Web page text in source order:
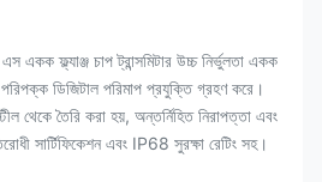
ফ্ল্যাঞ্জ চাপ ট্রান্সমিটার উচ্চ নির্ভুলতা একক
ডিজিটাল পরিমাপ প্রযুক্তি গ্রহণ করে।
থেকে তৈরি করা হয়, অন্তর্নিহিত নিরাপত্তা এবং
সার্টিফিকেশন এবং IP68 সুরক্ষা রেটিং সহ।